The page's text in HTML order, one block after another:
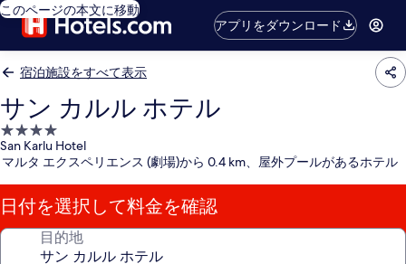
このページの本文に移動
アプリをダウンロード
宿泊施設をすべて表示
サン カルル ホテル
4.0
つ
星
宿
泊
施
San Karlu Hotel
マルタ エクスペリエンス (劇場)から 0.4 km、屋外プールがあるホテル
日付を選択して料金を確認
目的地